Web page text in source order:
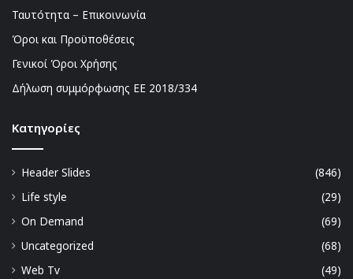
Ταυτότητα – Επικοινωνία
Όροι και Προϋποθέσεις
Γενικοί Όροι Χρήσης
Δήλωση συμμόρφωσης ΕΕ 2018/334
Kατηγορίες
Header Slides
(846)
Life style
(29)
On Demand
(69)
Uncategorized
(68)
Web Tv
(49)